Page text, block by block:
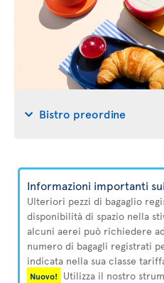
Bistro preordine
Informazioni importanti
Ulteriori pezzi di bagaglio
disponibilità di spazio nella
alcuni aerei può richiedere
numero di bagagli registrati
indicata nella sua classe
Nuovo! Utilizza il nostro